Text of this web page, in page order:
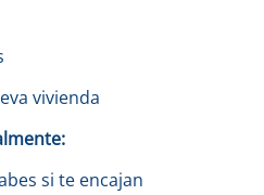
vivienda
si te encajan